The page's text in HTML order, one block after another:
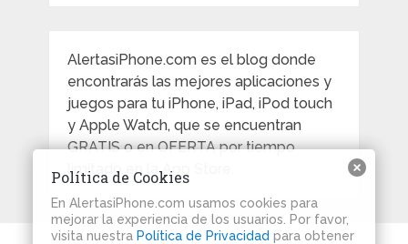
AlertasiPhone.com es el blog donde
encontrarás las mejores aplicaciones y
juegos para tu iPhone, iPad, iPod touch
y Apple Watch, que se encuentran
GRATIS o en OFERTA por tiempo
limitado en la App Store.
Política de Cookies
En AlertasiPhone.com usamos cookies para
mejorar la experiencia de los usuarios. Por favor,
visita nuestra Política de Privacidad para obtener